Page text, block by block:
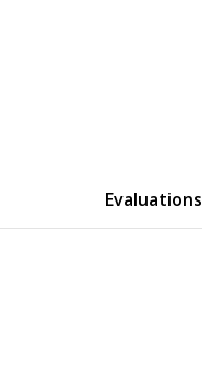
Evaluations